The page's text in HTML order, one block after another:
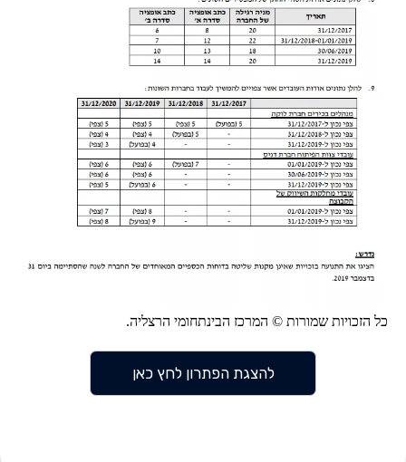
כל הזכויות שמורות © המרכז הבינתחומי הרצליה.
להצגת הפתרון לחץ כאן